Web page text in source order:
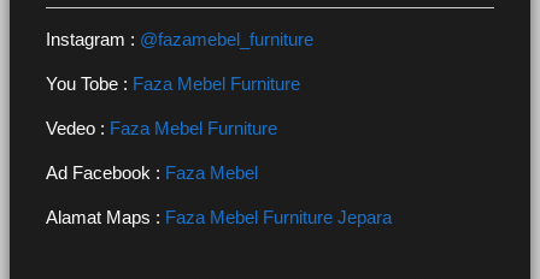
Instagram : @fazamebel_furniture
You Tobe : Faza Mebel Furniture
Vedeo : Faza Mebel Furniture
Ad Facebook : Faza Mebel
Alamat Maps : Faza Mebel Furniture Jepara